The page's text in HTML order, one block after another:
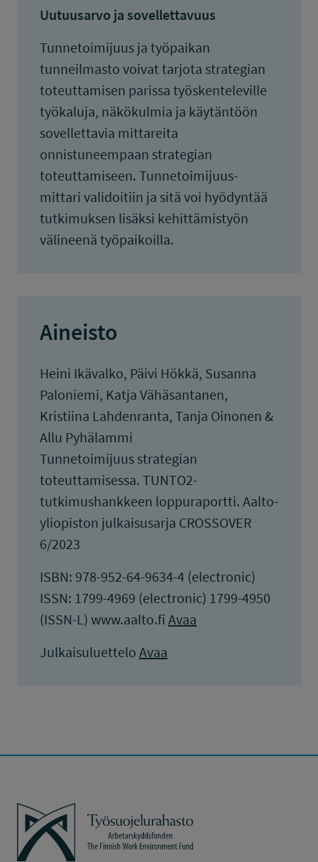
Uutuusarvo ja sovellettavuus
Tunnetoimijuus ja työpaikan
tunneilmasto voivat tarjota strategian
toteuttamisen parissa työskenteleville
työkaluja, näkökulmia ja käytäntöön
sovellettavia mittareita
onnistuneempaan strategian
toteuttamiseen. Tunnetoimijuus-
mittari validoitiin ja sitä voi hyödyntää
tutkimuksen lisäksi kehittämistyön
välineenä työpaikoilla.
Aineisto
Heini Ikävalko, Päivi Hökkä, Susanna
Paloniemi, Katja Vähäsantanen,
Kristiina Lahdenranta, Tanja Oinonen &
Allu Pyhälammi
Tunnetoimijuus strategian
toteuttamisessa. TUNTO2-
tutkimushankkeen loppuraportti. Aalto-
yliopiston julkaisusarja CROSSOVER
6/2023
ISBN: 978-952-64-9634-4 (electronic)
ISSN: 1799-4969 (electronic) 1799-4950
(ISSN-L) www.aalto.fi Avaa
Julkaisuluettelo Avaa
Työsuojelurahasto